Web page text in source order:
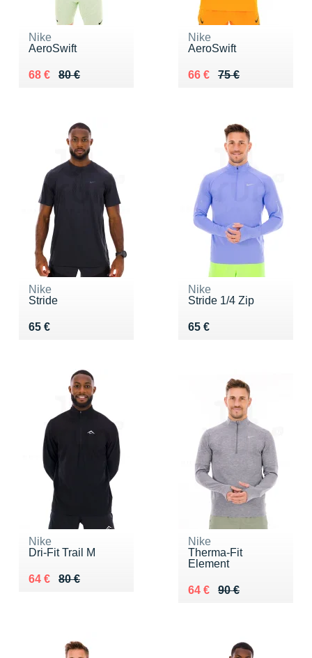
Nike
AeroSwift
80 €
Au lieu de 80 €
68 €
Vendu 68 €
Nike
AeroSwift
75 €
Au lieu de 75 €
66 €
Vendu 66 €
Nike
Stride
65 €
Vendu 65 €
Nike
Stride 1/4 Zip
65 €
Vendu 65 €
Nike
Dri-Fit Trail M
80 €
Au lieu de 80 €
64 €
Vendu 64 €
Nike
Therma-Fit
Element
90 €
Au lieu de 90 €
64 €
Vendu 64 €